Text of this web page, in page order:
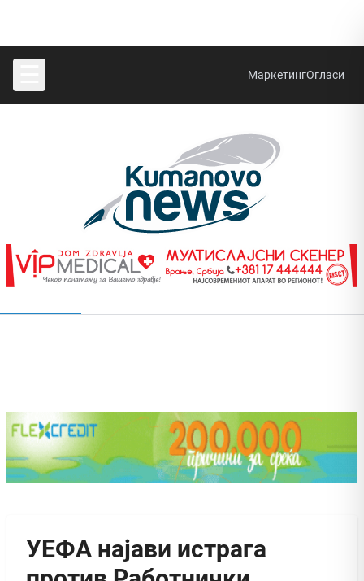
МаркетингОгласи
УЕФА најави истрага